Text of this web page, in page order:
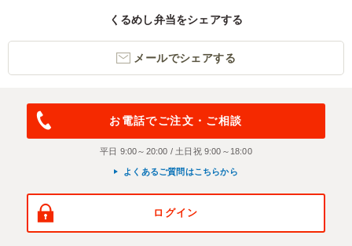
くるめし弁当をシェアする
メールでシェアする
お電話でご注文・ご相談
平日 9:00～20:00 / 土日祝 9:00～18:00
よくあるご質問はこちらから
ログイン